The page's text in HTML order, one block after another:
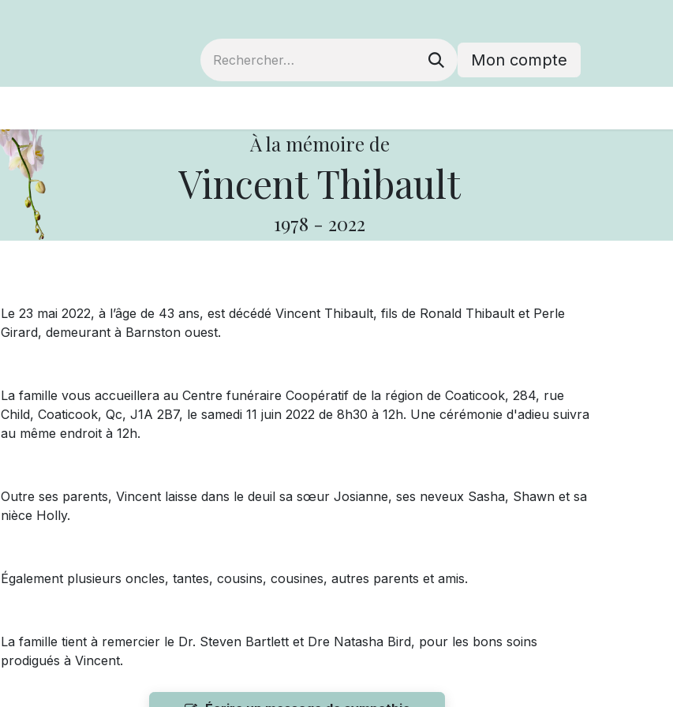
Mon compte
À la mémoire de
Vincent Thibault
1978 - 2022
Le 23 mai 2022, à l’âge de 43 ans, est décédé Vincent Thibault, fils de Ronald Thibault et Perle
Girard, demeurant à Barnston ouest.
La famille vous accueillera au Centre funéraire Coopératif de la région de Coaticook, 284, rue
Child, Coaticook, Qc, J1A 2B7, le samedi 11 juin 2022 de 8h30 à 12h. Une cérémonie d'adieu suivra
au même endroit à 12h.
Outre ses parents, Vincent laisse dans le deuil sa sœur Josianne, ses neveux Sasha, Shawn et sa
nièce Holly.
Également plusieurs oncles, tantes, cousins, cousines, autres parents et amis.
La famille tient à remercier le Dr. Steven Bartlett et Dre Natasha Bird, pour les bons soins
prodigués à Vincent.